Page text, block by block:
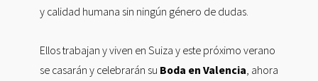
y calidad humana sin ningún género de dudas.
Ellos trabajan y viven en Suiza y este próximo verano
se casarán y celebrarán su Boda en Valencia , ahora